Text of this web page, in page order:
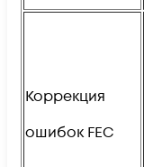
Коррекция
ошибок FEC